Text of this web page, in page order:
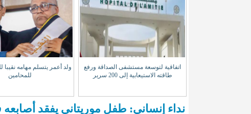
اتفاقية لتوسعة مستشفى الصداقة ورفع
طاقته الاستيعابية إلى 200 سرير
ولد أعمر يتسلم مهامه نقيبا
للمحامين
نداء إنساني: طفل موريتاني يفقد